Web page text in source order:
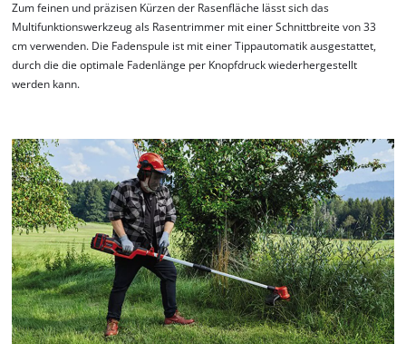
Zum feinen und präzisen Kürzen der Rasenfläche lässt sich das
Multifunktionswerkzeug als Rasentrimmer mit einer Schnittbreite von 33
cm verwenden. Die Fadenspule ist mit einer Tippautomatik ausgestattet,
durch die die optimale Fadenlänge per Knopfdruck wiederhergestellt
werden kann.